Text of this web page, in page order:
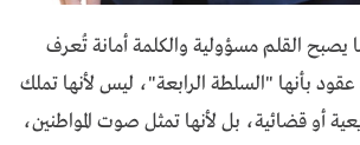
يصبح القلم مسؤولية والكلمة أمانة تُعرف
بأنها "السلطة الرابعة"، ليس لأنها تملك
أو قضائية، بل لأنها تمثل صوت المواطنين،